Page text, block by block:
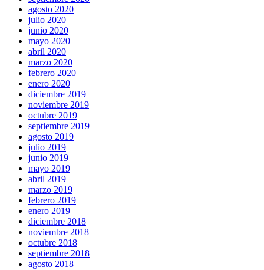
agosto 2020
julio 2020
junio 2020
mayo 2020
abril 2020
marzo 2020
febrero 2020
enero 2020
diciembre 2019
noviembre 2019
octubre 2019
septiembre 2019
agosto 2019
julio 2019
junio 2019
mayo 2019
abril 2019
marzo 2019
febrero 2019
enero 2019
diciembre 2018
noviembre 2018
octubre 2018
septiembre 2018
agosto 2018